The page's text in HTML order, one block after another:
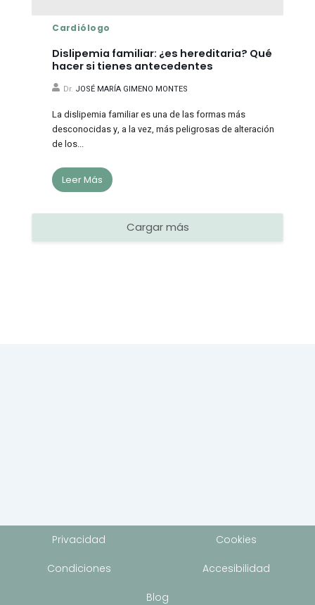
Cardiólogo
Dislipemia familiar: ¿es hereditaria? Qué
hacer si tienes antecedentes
Dr. JOSÉ MARÍA GIMENO MONTES
La dislipemia familiar es una de las formas más
desconocidas y, a la vez, más peligrosas de alteración
de los...
Leer Más
Cargar más
Privacidad Cookies
Condiciones Accesibilidad
Blog